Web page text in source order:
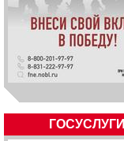
ГОСУСЛУГИ